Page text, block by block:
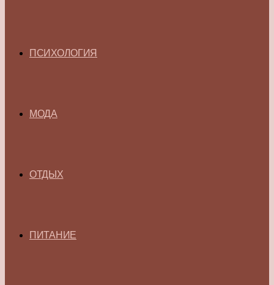
ПСИХОЛОГИЯ
МОДА
ОТДЫХ
ПИТАНИЕ